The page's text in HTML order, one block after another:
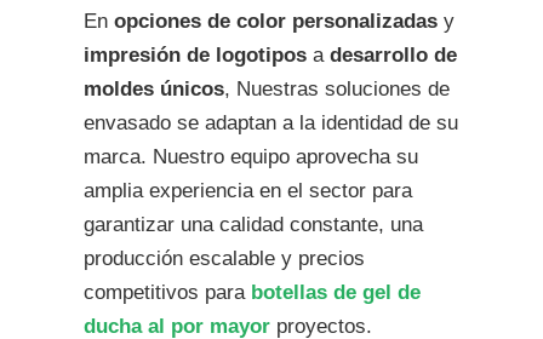
En opciones de color personalizadas y
impresión de logotipos a desarrollo de
moldes únicos, Nuestras soluciones de
envasado se adaptan a la identidad de su
marca. Nuestro equipo aprovecha su
amplia experiencia en el sector para
garantizar una calidad constante, una
producción escalable y precios
competitivos para botellas de gel de
ducha al por mayor proyectos.